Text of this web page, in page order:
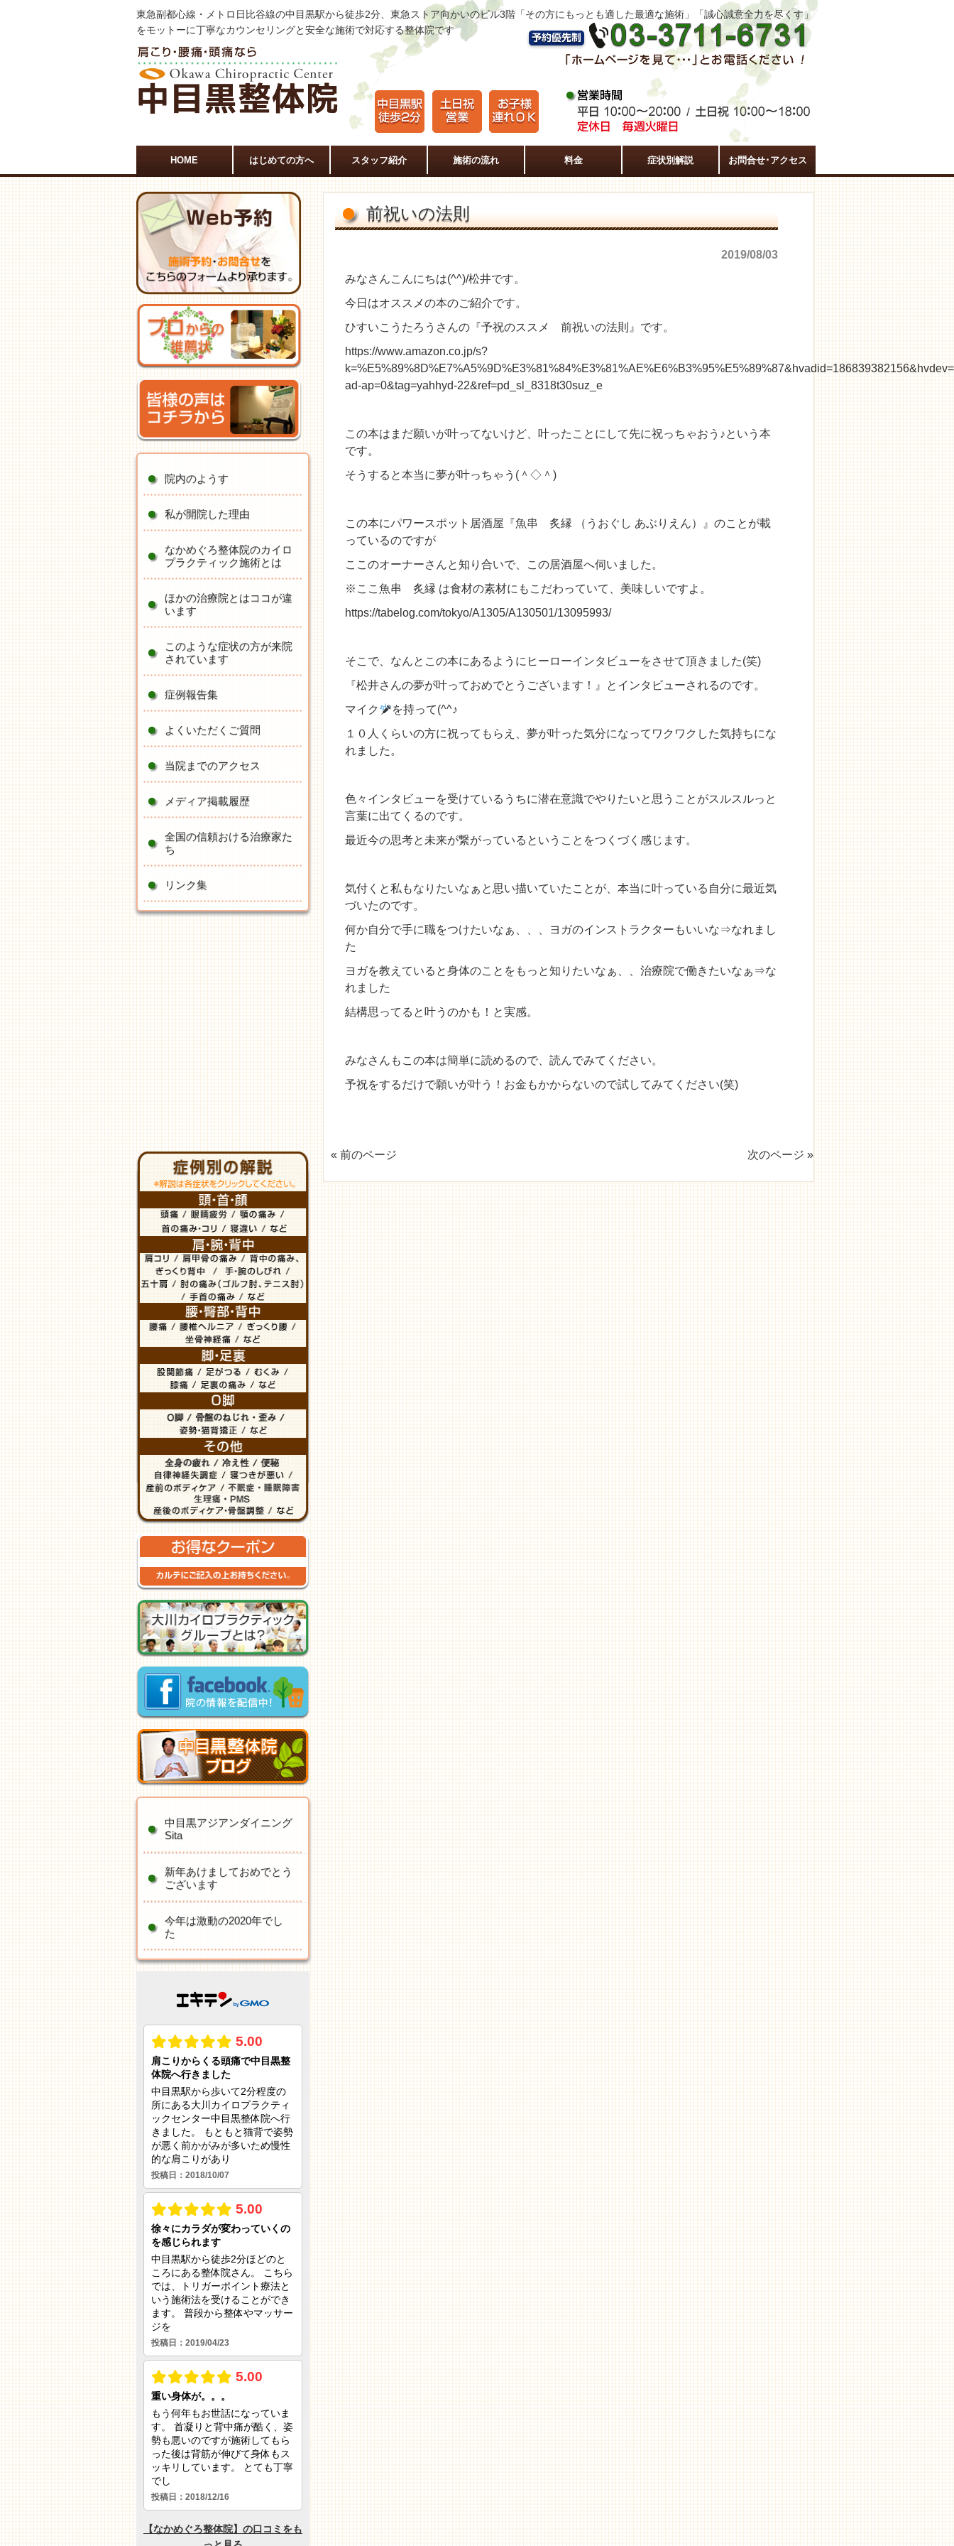
東急副都心線・メトロ日比谷線の中目黒駅から徒歩2分、東急ストア向かいのビル3階「その方にもっとも適した最適な施術」「誠心誠意全力を尽くす」
をモットーに丁寧なカウンセリングと安全な施術で対応する整体院です
HOME はじめての方へ スタッフ紹介 施術の流れ 料金 症状別解説 お問合せ･アクセス
前祝いの法則
2019/08/03
みなさんこんにちは(^^)/松井です。
今日はオススメの本のご紹介です。
ひすいこうたろうさんの『予祝のススメ 前祝いの法則』です。
https://www.amazon.co.jp/s?
ad-ap=0&tag=yahhyd-22&ref=pd_sl_8318t30suz_e
この本はまだ願いが叶ってないけど、叶ったことにして先に祝っちゃおう♪という本
です。
そうすると本当に夢が叶っちゃう(＾◇＾)
この本にパワースポット居酒屋『魚串 炙縁
（うおぐし あぶりえん）』のことが載
っているのですが
ここのオーナーさんと知り合いで、この居酒屋へ伺いました。
※ここ 魚串 炙縁 は食材の素材にもこだわっていて、美味しいですよ。
https://tabelog.com/tokyo/A1305/A130501/13095993/
そこで、なんとこの本にあるようにヒーローインタビューをさせて頂きました(笑)
『松井さんの夢が叶っておめでとうございます！』とインタビューされるのです。
マイク
を持って(^^♪
１０人くらいの方に祝ってもらえ、夢が叶った気分になってワクワクした気持ちにな
れました。
色々インタビューを受けているうちに潜在意識でやりたいと思うことがスルスルっと
言葉に出てくるのです。
最近今の思考と未来が繋がっているということをつくづく感じます。
気付くと私もなりたいなぁと思い描いていたことが、本当に叶っている自分に最近気
づいたのです。
何か自分で手に職をつけたいなぁ、、、ヨガのインストラクターもいいな⇒なれまし
た
ヨガを教えていると身体のことをもっと知りたいなぁ、、治療院で働きたいなぁ⇒な
れました
結構思ってると叶うのかも！と実感。
みなさんもこの本は簡単に読めるので、読んでみてください。
予祝をするだけで願いが叶う！お金もかからないので試してみてください(笑)
« 前のページ 次のページ »
院内のようす
私が開院した理由
なかめぐろ整体院のカイロ
プラクティック施術とは
ほかの治療院とはココが違
います
このような症状の方が来院
されています
症例報告集
よくいただくご質問
当院までのアクセス
メディア掲載履歴
全国の信頼おける治療家た
ち
リンク集
中目黒アジアンダイニング
Sita
新年あけましておめでとう
ございます
今年は激動の2020年でし
た